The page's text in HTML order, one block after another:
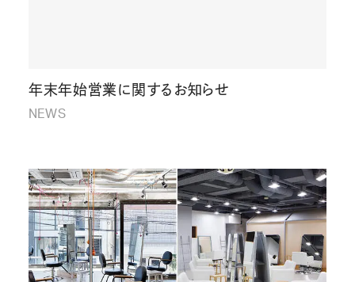
年末年始営業に関するお知らせ
NEWS